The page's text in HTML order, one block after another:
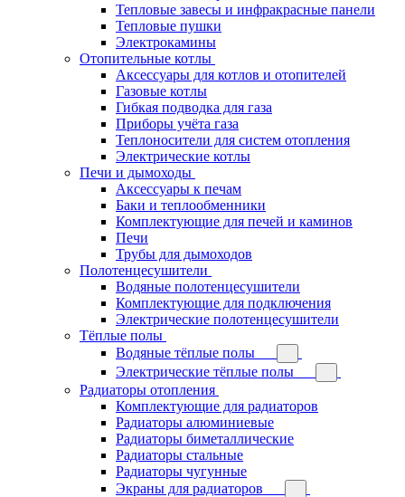
Тепловые завесы и инфракрасные панели
Тепловые пушки
Электрокамины
Отопительные котлы
Аксессуары для котлов и отопителей
Газовые котлы
Гибкая подводка для газа
Приборы учёта газа
Теплоносители для систем отопления
Электрические котлы
Печи и дымоходы
Аксессуары к печам
Баки и теплообменники
Комплектующие для печей и каминов
Печи
Трубы для дымоходов
Полотенцесушители
Водяные полотенцесушители
Комплектующие для подключения
Электрические полотенцесушители
Тёплые полы
Водяные тёплые полы
Электрические тёплые полы
Радиаторы отопления
Комплектующие для радиаторов
Радиаторы алюминиевые
Радиаторы биметаллические
Радиаторы стальные
Радиаторы чугунные
Экраны для радиаторов